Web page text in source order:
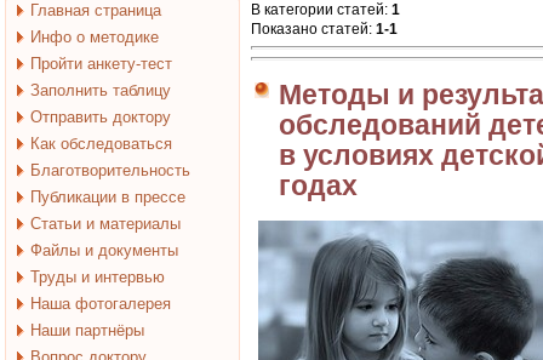
Главная страница
Инфо о методике
Пройти анкету-тест
Заполнить таблицу
Отправить доктору
Как обследоваться
Благотворительность
Публикации в прессе
Статьи и материалы
Файлы и документы
Труды и интервью
Наша фотогалерея
Наши партнёры
В категории статей: 1
Показано статей: 1-1
Методы и
обследований
в условиях
годах